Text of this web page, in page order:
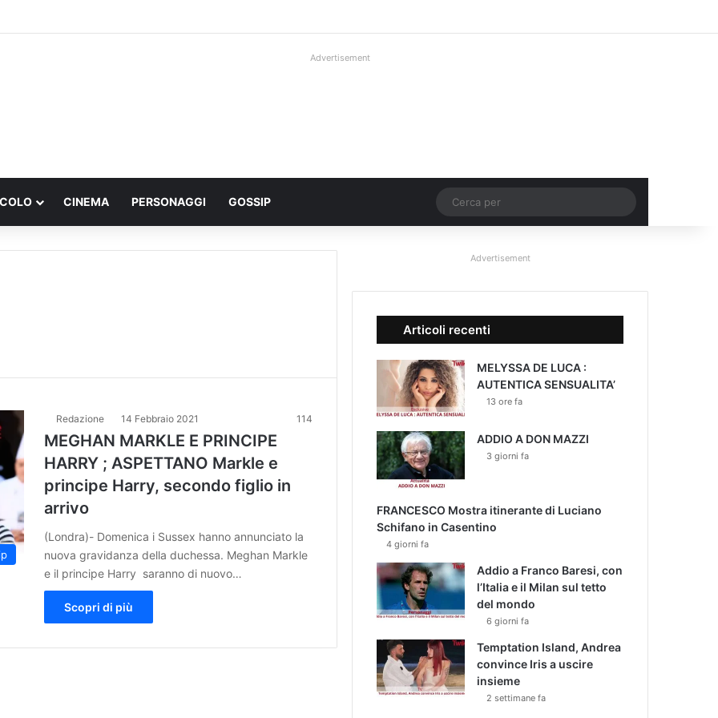
Advertisement
CINEMA PERSONAGGI GOSSIP Un articolo a caso
per
Redazione 14 Febbraio 2021 114
MEGHAN MARKLE E PRINCIPE
HARRY ; ASPETTANO Markle e
principe Harry, secondo figlio in
arrivo
(Londra)- Domenica i Sussex hanno annunciato la
nuova gravidanza della duchessa. Meghan Markle
e il principe Harry saranno di nuovo…
Scopri di più
Advertisement
Articoli recenti
MELYSSA DE LUCA :
AUTENTICA SENSUALITA’
13 ore fa
ADDIO A DON MAZZI
3 giorni fa
FRANCESCO Mostra itinerante di Luciano
Schifano in Casentino
4 giorni fa
Addio a Franco Baresi, con
l’Italia e il Milan sul tetto
del mondo
6 giorni fa
Temptation Island, Andrea
convince Iris a uscire
insieme
2 settimane fa